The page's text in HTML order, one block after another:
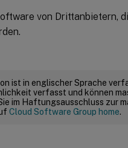
von Drittanbietern,
ist in englischer Sprache
verfasst und können
im Haftungsausschluss zur
Cloud Software Group home.